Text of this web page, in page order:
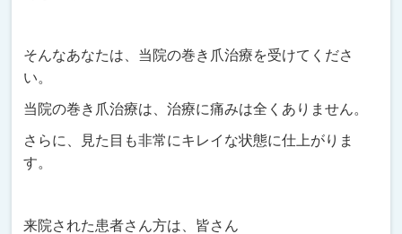
そんなあなたは、当院の巻き爪治療を受けてくださ
い。
当院の巻き爪治療は、治療に痛みは全くありません。
さらに、見た目も非常にキレイな状態に仕上がりま
す。
来院された患者さん方は、皆さん